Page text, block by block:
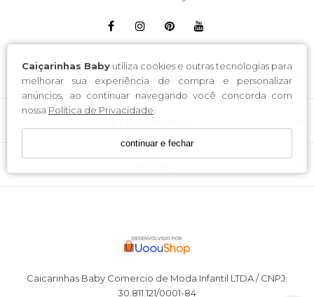
Caiçarinhas Baby utiliza cookies e outras tecnologias para
melhorar sua experiência de compra e personalizar
anúncios, ao continuar navegando você concorda com
nossa Política de Privacidade
continuar e fechar
INSTITUCIONAL
Caicarinhas Baby Comercio de Moda Infantil LTDA / CNPJ:
30.811.121/0001-84